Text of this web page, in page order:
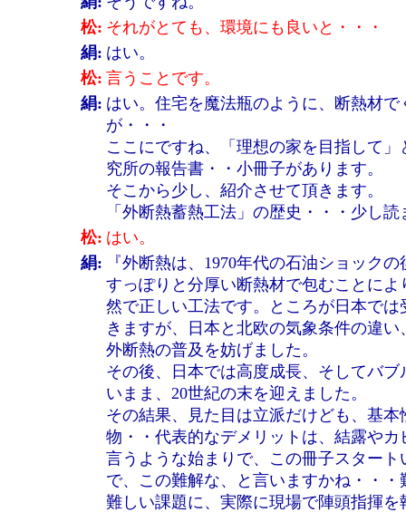
松: それがとても、環境にも良いと・・・
絹: はい。
松: 言うことです。
絹: はい。住宅を魔法瓶のように、断熱材
が・・・
ここにですね、「理想の家を目指して
究所の報告書・・小冊子があります。
そこから少し、紹介させて頂きます。
「外断熱蓄熱工法」の歴史・・・少し
松: はい。
絹:
『外断熱は、1970年代の石油ショック
すっぽりと分厚い断熱材で包むことに
然で正しい工法です。ところが日本で
きますが、日本と北欧の気象条件の違
外断熱の普及を妨げました。
その後、日本では高度成長、そしてバ
いまま、20世紀の末を迎えました。
その結果、見た目は立派だけども、基
物・・代表的なデメリットは、結露や
言うような始まりで、この冊子スタート
で、この難解な、と言いますかね・・
難しい課題に、実際に現場で陣頭指揮